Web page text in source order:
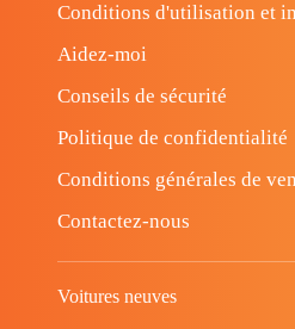
Conditions d'utilisation et
Aidez-moi
Conseils de sécurité
Politique de confidentialité
Conditions générales de
Contactez-nous
Voitures neuves